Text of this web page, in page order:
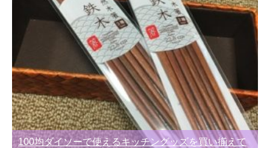
100均ダイソーで使えるキッチングッズを買い揃えて